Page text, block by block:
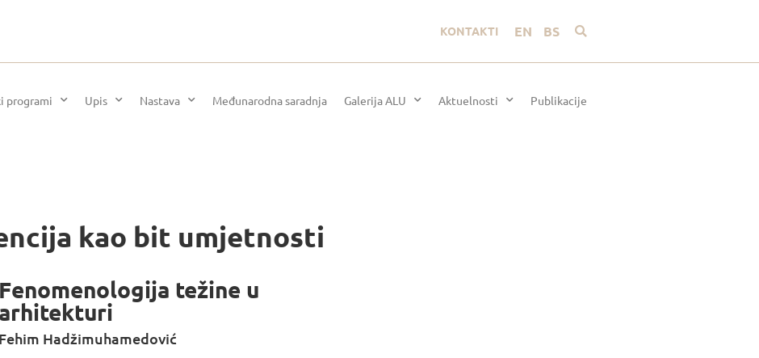
KONTAKTI EN BS
programi Upis Nastava Međunarodna saradnja Galerija ALU Aktuelnosti Publikacije
kao bit umjetnosti
Fenomenologija težine u
arhitekturi
Fehim Hadžimuhamedović